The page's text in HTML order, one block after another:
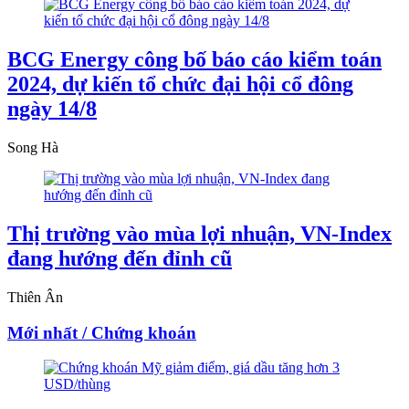
BCG Energy công bố báo cáo kiểm toán
2024, dự kiến tổ chức đại hội cổ đông
ngày 14/8
Song Hà
Thị trường vào mùa lợi nhuận, VN-Index
đang hướng đến đỉnh cũ
Thiên Ân
Mới nhất / Chứng khoán